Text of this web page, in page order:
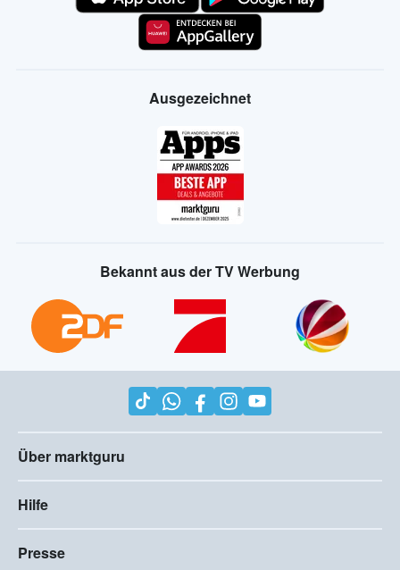
Ausgezeichnet
Bekannt aus der TV Werbung
Über marktguru
Hilfe
Presse